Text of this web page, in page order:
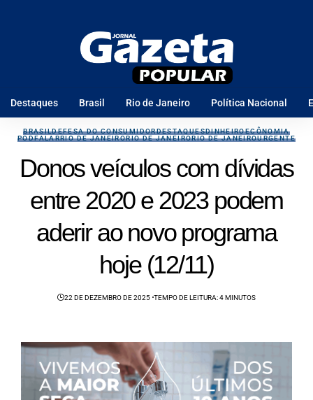
Destaques Brasil Rio de Janeiro Política Nacional
BRASILDEFESA DO CONSUMIDORDESTAQUESDINHEIROECÔNOMIA
PODFALARRIO DE JANEIRORIO DE JANEIRORIO DE JANEIROURGENTE
Donos veículos com dívidas
entre 2020 e 2023 podem
aderir ao novo programa
hoje (12/11)
22 DE DEZEMBRO DE 2025 TEMPO DE LEITURA: 4 MINUTOS